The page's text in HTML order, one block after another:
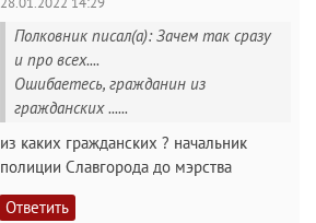
Полковник писал(а): Зачем так сразу
и про всех....
Ошибаетесь, гражданин из
гражданских ......
из каких гражданских ? начальник
полиции Славгорода до мэрства
Ответить